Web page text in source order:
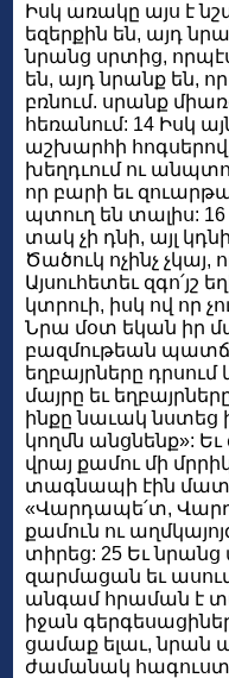
Իսկ առակը այս է
եզերքին են, այդ
նրանց սրտից,
են, այդ նրանք են,
բռնում. սրանք
հեռանում: 14 Իսկ
աշխարհի
խեղդւում ու
որ բարի եւ
պտուղ են տալիս:
տակ չի դնի, այլ
Ծածուկ ոչինչ չկայ,
Այսուհետեւ զգո՛յշ
կտրուի, իսկ ով որ
Նրա մօտ եկան իր
բազմութեան
եղբայրները դրսում
մայրը եւ
ինքը նաւակ նստեց
կողմն անցնենք»:
վրայ քամու մի
տագնապի էին
«Վարդապե՛տ,
քամուն ու
տիրեց: 25 Եւ
զարմացան եւ ասում
անգամ հրաման է
իջան
ցամաք ելաւ, նրան
ժամանակ հագուստ